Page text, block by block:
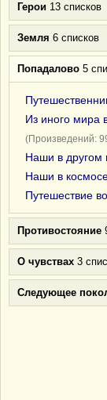
Герои 13 списков
Земля 6 списков
Попадалово 5
Из иного мира
(Произведений:
Наши в другом
Наши в
Путешествие
Противостояние
О чувствах 3
Следующее